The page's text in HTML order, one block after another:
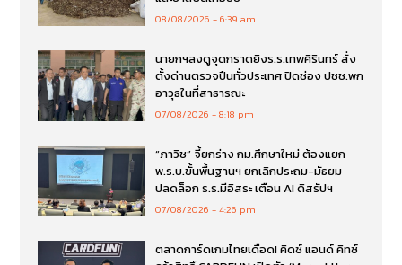
08/08/2026 6:39 am
นายกฯลงดูจุดกราดยิงร.ร.เทพศิรินทร์ สั่ง
ตั้งด่านตรวจปืนทั่วประเทศ ปิดช่อง ปชช.พก
อาวุธในที่สาธารณะ
07/08/2026 8:18 pm
“ภาวิช” จี้ยกร่าง กม.ศึกษาใหม่ ต้องแยก
พ.ร.บ.ขั้นพื้นฐานฯ ยกเลิกประถม-มัธยม
ปลดล็อก ร.ร.มีอิสระ เตือน AI ดิสรัปฯ
07/08/2026 4:26 pm
ตลาดการ์ดเกมไทยเดือด! คิดซ์ แอนด์ คิทซ์